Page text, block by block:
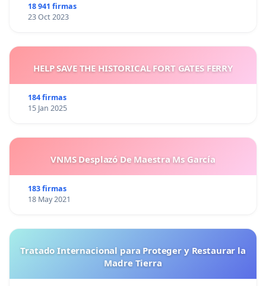
18 941 firmas
23 Oct 2023
HELP SAVE THE HISTORICAL FORT GATES FERRY
184 firmas
15 Jan 2025
VNMS Desplazó De Maestra Ms García
183 firmas
18 May 2021
Tratado Internacional para Proteger y Restaurar la
Madre Tierra